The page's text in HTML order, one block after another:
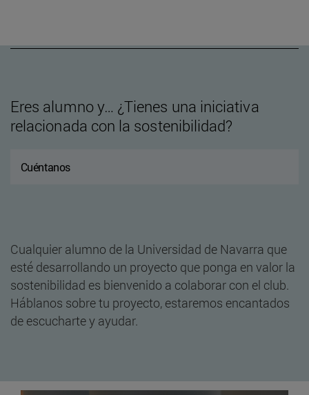
Eres alumno y… ¿Tienes una iniciativa
relacionada con la sostenibilidad?
Cuéntanos
Cualquier alumno de la Universidad de Navarra que
esté desarrollando un proyecto que ponga en valor la
sostenibilidad es bienvenido a colaborar con el club.
Háblanos sobre tu proyecto, estaremos encantados
de escucharte y ayudar.